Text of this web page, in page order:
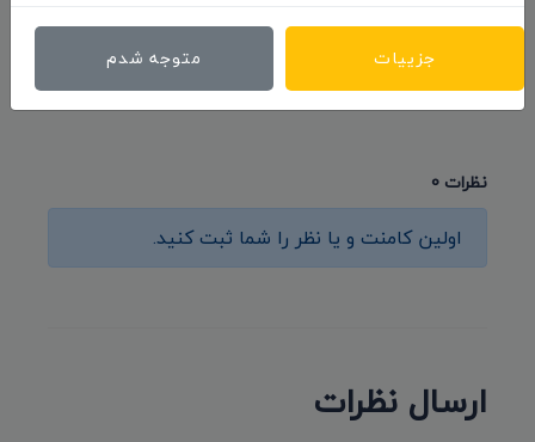
اسپانیا
۱۴۰۱/۰۱/۱۵
نظرات 0
اولین کامنت و یا نظر را شما ثبت کنید.
ارسال نظرات
جزییات متوجه شدم